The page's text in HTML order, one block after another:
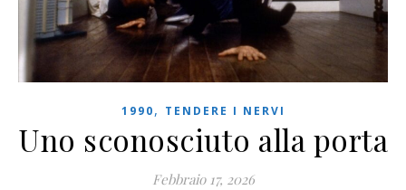
1990, TENDERE I NERVI
Uno sconosciuto alla porta
Febbraio 17, 2026